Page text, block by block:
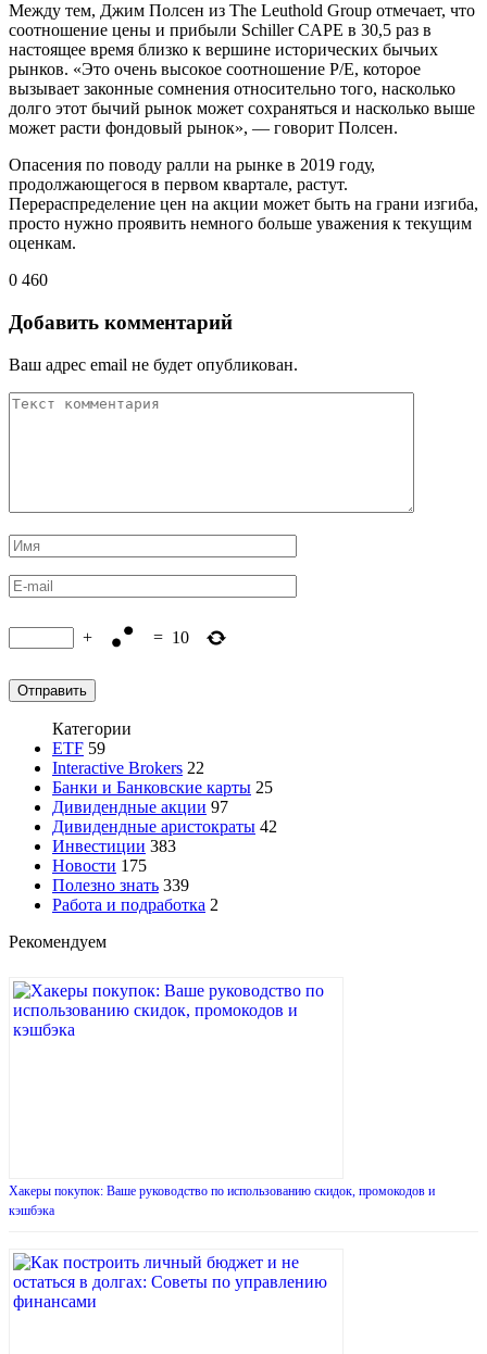
Между тем, Джим Полсен из The Leuthold Group отмечает, что
соотношение цены и прибыли Schiller CAPE в 30,5 раз в
настоящее время близко к вершине исторических бычьих
рынков. «Это очень высокое соотношение P/E, которое
вызывает законные сомнения относительно того, насколько
долго этот бычий рынок может сохраняться и насколько выше
может расти фондовый рынок», — говорит Полсен.
Опасения по поводу ралли на рынке в 2019 году,
продолжающегося в первом квартале, растут.
Перераспределение цен на акции может быть на грани изгиба,
просто нужно проявить немного больше уважения к текущим
оценкам.
0 460
Добавить комментарий
Ваш адрес email не будет опубликован.
+ = 10
Категории
ETF 59
Interactive Brokers 22
Банки и Банковские карты 25
Дивидендные акции 97
Дивидендные аристократы 42
Инвестиции 383
Новости 175
Полезно знать 339
Работа и подработка 2
Рекомендуем
Хакеры покупок: Ваше руководство по использованию скидок, промокодов и
кэшбэка